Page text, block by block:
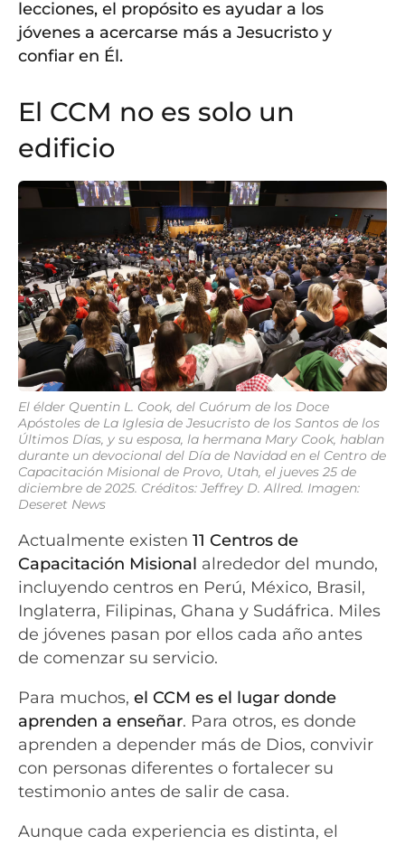
lecciones, el propósito es ayudar a los
jóvenes a acercarse más a Jesucristo y
confiar en Él.
El CCM no es solo un
edificio
El élder Quentin L. Cook, del Cuórum de los Doce
Apóstoles de La Iglesia de Jesucristo de los Santos de los
Últimos Días, y su esposa, la hermana Mary Cook, hablan
durante un devocional del Día de Navidad en el Centro de
Capacitación Misional de Provo, Utah, el jueves 25 de
diciembre de 2025. Créditos: Jeffrey D. Allred. Imagen:
Deseret News
Actualmente existen 11 Centros de
Capacitación Misional alrededor del mundo,
incluyendo centros en Perú, México, Brasil,
Inglaterra, Filipinas, Ghana y Sudáfrica. Miles
de jóvenes pasan por ellos cada año antes
de comenzar su servicio.
Para muchos, el CCM es el lugar donde
aprenden a enseñar. Para otros, es donde
aprenden a depender más de Dios, convivir
con personas diferentes o fortalecer su
testimonio antes de salir de casa.
Aunque cada experiencia es distinta, el